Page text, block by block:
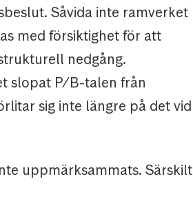
Såvida inte ramverket
med försiktighet för att
nedgång.
slopat P/B-talen från
sig inte längre på det vid
uppmärksammats. Särskilt